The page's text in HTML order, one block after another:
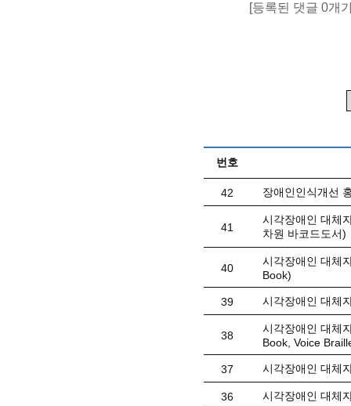
[등록된 댓글 0개
번호
42 장애인인식개선
41
시각장애인 대체
차원 바코드도서)
40
시각장애인 대체
Book)
39 시각장애인 대체
38
시각장애인 대체
Book, Voice
37 시각장애인 대체
36 시각장애인 대체